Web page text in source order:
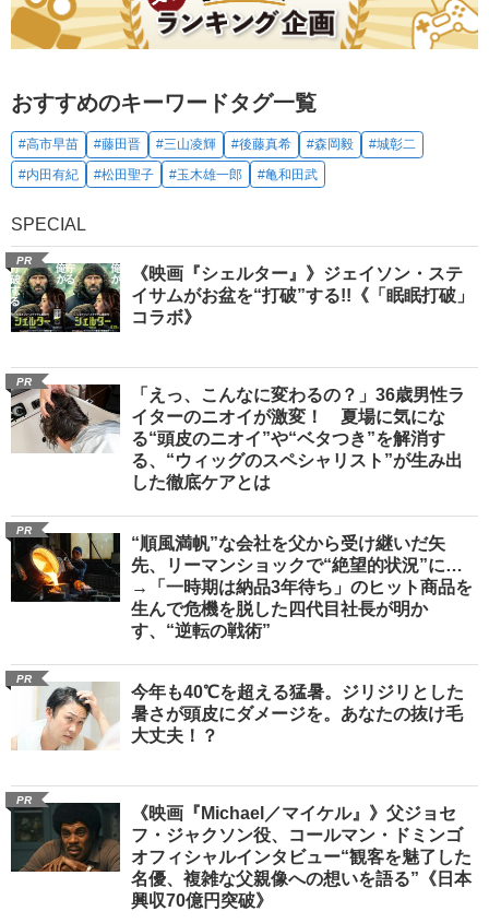
おすすめのキーワードタグ一覧
#高市早苗 #藤田晋 #三山凌輝 #後藤真希 #森岡毅
#城彰二
#内田有紀
#松田聖子 #玉木雄一郎 #亀和田武
SPECIAL
PR
《映画『シェルター』》ジェイソン・ステ
イサムがお盆を“打破”する!!《「眠眠打破」
コラボ》
PR
「えっ、こんなに変わるの？」36歳男性ラ
イターのニオイが激変！ 夏場に気にな
る“頭皮のニオイ”や“ベタつき”を解消す
る、“ウィッグのスペシャリスト”が生み出
した徹底ケアとは
PR
“順風満帆”な会社を父から受け継いだ矢
先、リーマンショックで“絶望的状況”に…
→「一時期は納品3年待ち」のヒット商品を
生んで危機を脱した四代目社長が明か
す、“逆転の戦術”
PR
今年も40℃を超える猛暑。ジリジリとした
暑さが頭皮にダメージを。あなたの抜け毛
大丈夫！？
PR
《映画『Michael／マイケル』》父ジョセ
フ・ジャクソン役、コールマン・ドミンゴ
オフィシャルインタビュー“観客を魅了した
名優、複雑な父親像への想いを語る”《日本
興収70億円突破》